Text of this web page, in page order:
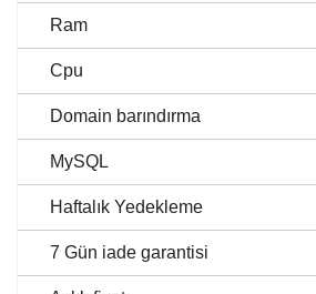
Ram
Cpu
Domain barındırma
MySQL
Haftalık Yedekleme
7 Gün iade garantisi